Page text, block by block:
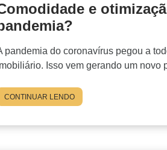
e
pandemia do coronavírus pegou a
Isso vem gerando um
CONTINUAR LENDO